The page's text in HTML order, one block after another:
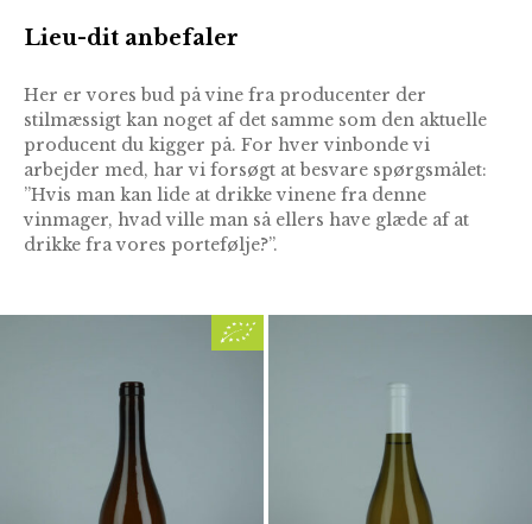
Lieu-dit anbefaler
Her er vores bud på vine fra producenter der
stilmæssigt kan noget af det samme som den aktuelle
producent du kigger på. For hver vinbonde vi
arbejder med, har vi forsøgt at besvare spørgsmålet:
”Hvis man kan lide at drikke vinene fra denne
vinmager, hvad ville man så ellers have glæde af at
drikke fra vores portefølje?”.